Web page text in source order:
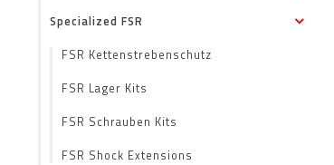
Specialized FSR
FSR Kettenstrebenschutz
FSR Lager Kits
FSR Schrauben Kits
FSR Shock Extensions